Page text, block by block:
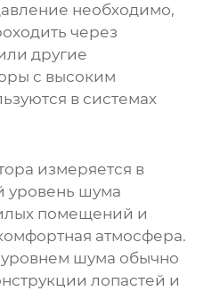
необходимо,
через
другие
с высоким
в системах
измеряется в
уровень шума
помещений и
атмосфера.
шума обычно
лопастей и